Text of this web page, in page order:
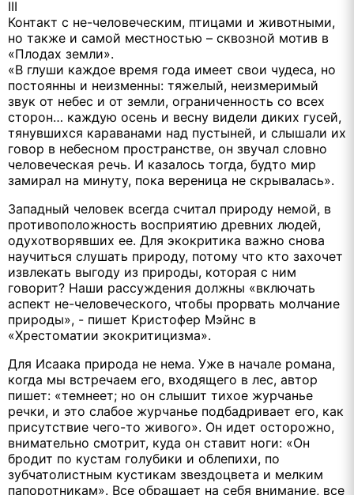
III
Контакт с не-человеческим, птицами и животными,
но также и самой местностью – сквозной мотив в
«Плодах земли».
«В глуши каждое время года имеет свои чудеса, но
постоянны и неизменны: тяжелый, неизмеримый
звук от небес и от земли, ограниченность со всех
сторон… каждую осень и весну видели диких гусей,
тянувшихся караванами над пустыней, и слышали их
говор в небесном пространстве, он звучал словно
человеческая речь. И казалось тогда, будто мир
замирал на минуту, пока вереница не скрывалась».
Западный человек всегда считал природу немой, в
противоположность восприятию древних людей,
одухотворявших ее. Для экокритика важно снова
научиться слушать природу, потому что кто захочет
извлекать выгоду из природы, которая с ним
говорит? Наши рассуждения должны «включать
аспект не-человеческого, чтобы прорвать молчание
природы», - пишет Кристофер Мэйнс в
«Хрестоматии экокритицизма».
Для Исаака природа не нема. Уже в начале романа,
когда мы встречаем его, входящего в лес, автор
пишет: «темнеет; но он слышит тихое журчанье
речки, и это слабое журчанье подбадривает его, как
присутствие чего-то живого». Он идет осторожно,
внимательно смотрит, куда он ставит ноги: «Он
бродит по кустам голубики и облепихи, по
зубчатолистным кустикам звездоцвета и мелким
папоротникам». Все обращает на себя внимание, все